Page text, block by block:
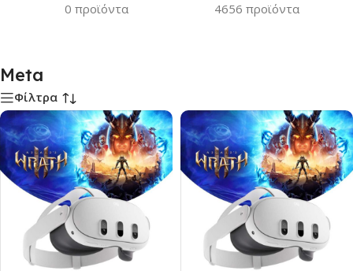
0 προϊόντα
4656 προϊόντα
Meta
Φίλτρα